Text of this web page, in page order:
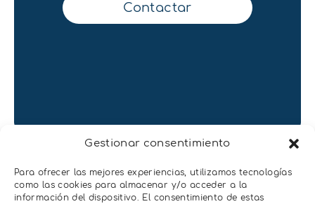
Gestionar consentimiento
Para ofrecer las mejores experiencias, utilizamos tecnologías
como las cookies para almacenar y/o acceder a la
información del dispositivo. El consentimiento de estas
Contactar